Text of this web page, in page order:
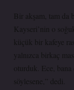
Bir akşam, tam da
Kayseri’nin o
küçük bir kafeye
yalnızca birkaç
oturduk. Ece,
söylesene,” dedi.